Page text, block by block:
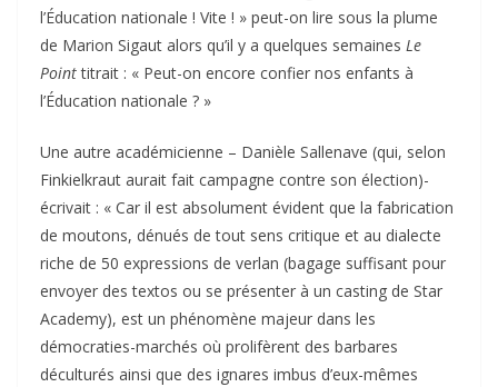
l’Éducation nationale ! Vite ! » peut-on lire sous la plume
de Marion Sigaut alors qu’il y a quelques semaines Le
Pointtitrait : « Peut-on encore confier nos enfants à
l’Éducation nationale ? »
Une autre académicienne – Danièle Sallenave (qui, selon
Finkielkraut aurait fait campagne contre son élection)-
écrivait : « Car il est absolument évident que la fabrication
de moutons, dénués de tout sens critique et au dialecte
riche de 50 expressions de verlan (bagage suffisant pour
envoyer des textos ou se présenter à un casting de Star
Academy), est un phénomène majeur dans les
démocraties-marchés où prolifèrent des barbares
déculturés ainsi que des ignares imbus d’eux-mêmes